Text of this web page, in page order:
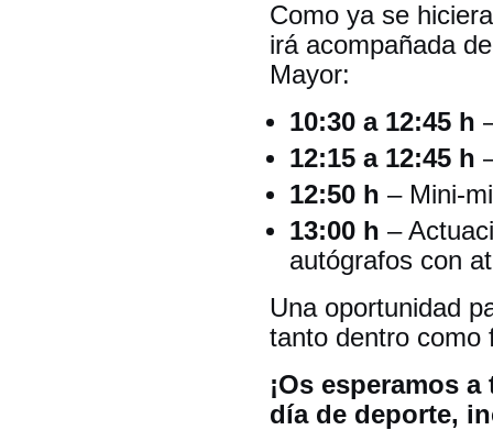
Como ya se
irá acompañada
Mayor:
10:30 a 12:45 h
12:15 a 12:45 h
12:50 h – Mini-
13:00 h –
autógrafos con
Una oportunidad
tanto dentro como
¡Os esperamos
día de deporte,